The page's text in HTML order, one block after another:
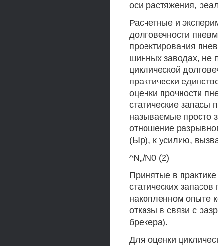
оси растяжения,
Расчетные и
долговечности
проектирования
шинных заводах, не
циклической
практически
оценки прочности
статические запасы
называемые просто
отношение
(Ыр), к усилию,
^N„/N0 (2)
Принятые в
статических
накопленном опыте
отказы в связи с
брекера).
Для оценки